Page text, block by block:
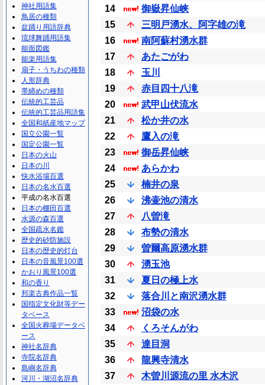
14
御嶽昇仙峡
15
三明戸湧水、阿字雄の滝
16
南阿蘇村湧水群
17
あたごがわ
18
玉川
19
赤目四十八滝
20
武甲山伏流水
21
松か井の水
22
鷹入の滝
23
御岳昇仙峡
24
あらかわ
25
楠井の泉
26
沸壷池の清水
27
八曽滝
28
布勢の清水
29
曽爾高原湧水群
30
湧玉池
31
夏日の極上水
32
落合川と南沢湧水群
33
沼袋の水
34
くろそんがわ
35
達目洞
36
龍興寺清水
37
木曽川源流の里 水木沢
神社用語集
鳥居の種類
盆踊り用語辞典
琉球舞踊用語集
能面図鑑
能楽用語集
扇子・うちわの種類
人形辞典
帯締めの種類
伝統的工芸品
伝統的工芸品用語集
全国和紙産地マップ
国立公園一覧
国定公園一覧
日本の火山
日本の川
快水浴場百選
日本の名水百選
平成の名水百選
日本の棚田百選
水源の森百選
全国疏水名鑑
歴史的砂防施設
日本の歴史的灯台
日本の音風景100選
かおり風景100選
和の香り
邦楽古典作品一覧
国指定文化財等デー
タベース
全国火葬場データベ
ース
神社名辞典
寺院名辞典
島嶼名辞典
河川・湖沼名辞典